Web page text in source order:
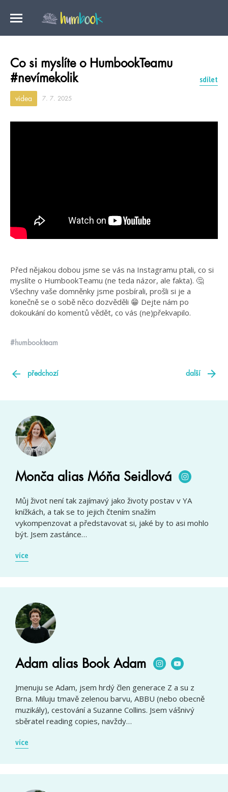
Co si myslíte o HumbookTeamu
#nevímekolik
sdílet
videa 7. 7. 2025
Před nějakou dobou jsme se vás na Instagramu ptali, co si
myslíte o HumbookTeamu (ne teda názor, ale fakta). 🤔
Všechny vaše domněnky jsme posbírali, prošli si je a
konečně se o sobě něco dozvěděli 😁 Dejte nám po
dokoukání do komentů vědět, co vás (ne)překvapilo.
#humbookteam
předchozí další
Monča alias Móňa Seidlová
Můj život není tak zajímavý jako životy postav v YA
knížkách, a tak se to jejich čtením snažím
vykompenzovat a představovat si, jaké by to asi mohlo
být. Jsem zastánce…
více
Adam alias Book Adam
Jmenuju se Adam, jsem hrdý člen generace Z a su z
Brna. Miluju tmavě zelenou barvu, ABBU (nebo obecně
muzikály), cestování a Suzanne Collins. Jsem vášnivý
sběratel reading copies, navždy…
více